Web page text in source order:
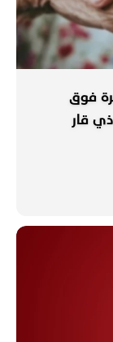
معمّرة فوق